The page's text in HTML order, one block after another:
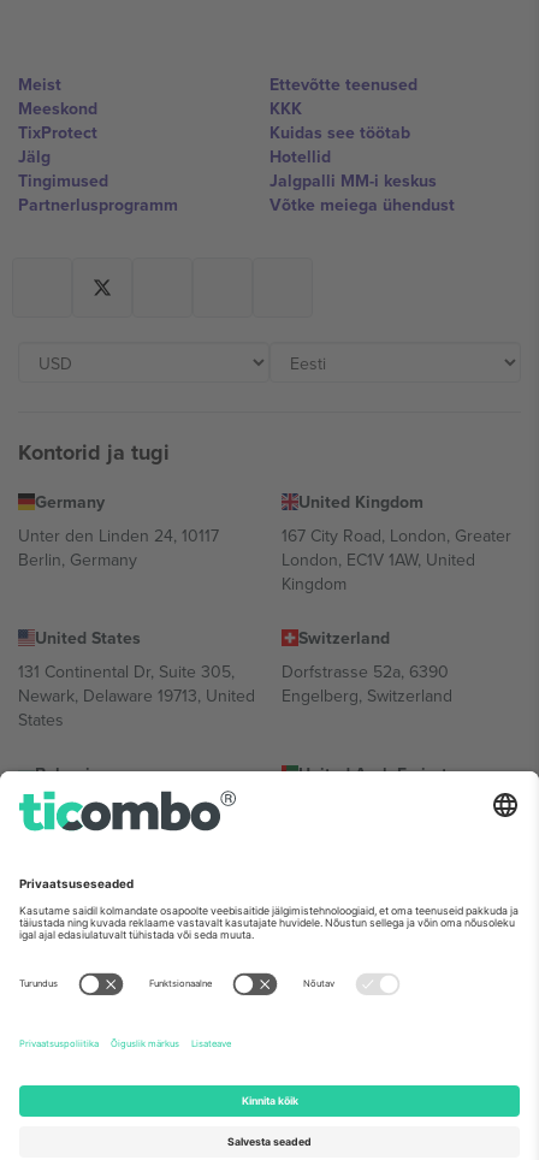
Meist
Meeskond
TixProtect
Jälg
Tingimused
Partnerlusprogramm
Ettevõtte teenused
KKK
Kuidas see töötab
Hotellid
Jalgpalli MM-i keskus
Võtke meiega ühendust
Kontorid ja tugi
Germany
Unter den Linden 24, 10117
Berlin, Germany
United Kingdom
167 City Road, London, Greater
London, EC1V 1AW, United
Kingdom
United States
131 Continental Dr, Suite 305,
Newark, Delaware 19713, United
States
Switzerland
Dorfstrasse 52a, 6390
Engelberg, Switzerland
Bulgaria
Regus Sofia City West, bul
Totleben 53-55, 1606 Sofia,
United Arab Emirates
UAE Dubai Silicon Oasis, DDP
Mexico
Av Chapultepec 360, Roma
Norte, Cuauhtémoc, 06700
Ciudad de México, CDMX,
sündmusest ja/või domeenist. Detailide jaoks vaata konkreetse
sündmuse lehte, impressumit ja tingimusi.,
2026 Ticombo. Kõik õigused kaitstud.